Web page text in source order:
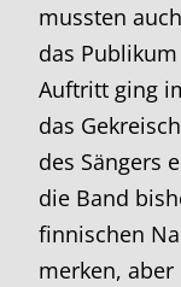
mussten
das
Auftritt ging
das
des Sängers
die Band
finnischen
merken,